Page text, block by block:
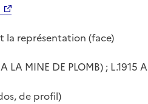
la représentation (face)
LA MINE DE PLOMB) ; L.1915 A
de profil)